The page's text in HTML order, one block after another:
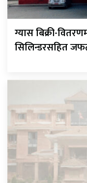
ग्यास बिक्री-
सिलिन्डरसहित